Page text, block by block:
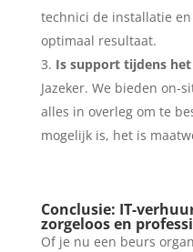
technici de installatie
optimaal resultaat.
Is support tijdens
Jazeker. We bieden on-
alles in overleg om te
mogelijk is, het is
Conclusie: IT-
zorgeloos en
Of je nu een beurs